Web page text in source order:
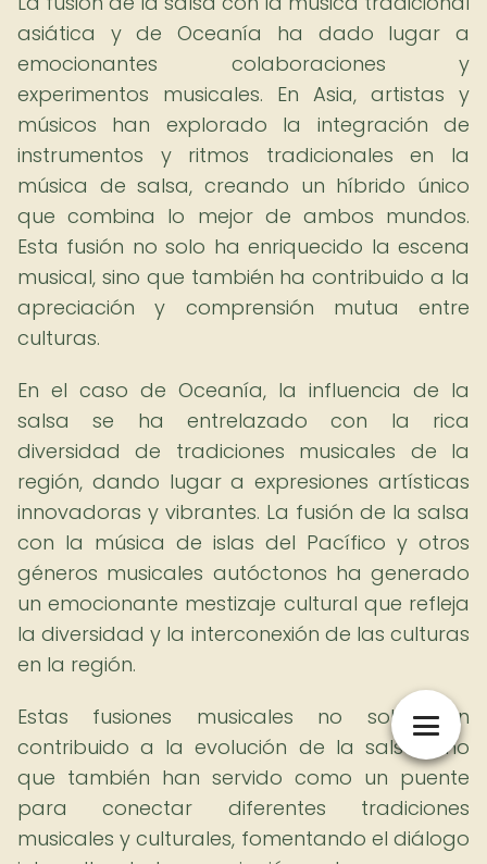
asiática y de Oceanía ha dado lugar a
emocionantes colaboraciones y
experimentos musicales. En Asia, artistas y
músicos han explorado la integración de
instrumentos y ritmos tradicionales en la
música de salsa, creando un híbrido único
que combina lo mejor de ambos mundos.
Esta fusión no solo ha enriquecido la escena
musical, sino que también ha contribuido a la
apreciación y comprensión mutua entre
culturas.
En el caso de Oceanía, la influencia de la
salsa se ha entrelazado con la rica
diversidad de tradiciones musicales de la
región, dando lugar a expresiones artísticas
innovadoras y vibrantes. La fusión de la salsa
con la música de islas del Pacífico y otros
géneros musicales autóctonos ha generado
un emocionante mestizaje cultural que refleja
la diversidad y la interconexión de las culturas
en la región.
Estas fusiones musicales no solo han
contribuido a la evolución de la salsa, sino
que también han servido como un puente
para conectar diferentes tradiciones
musicales y culturales, fomentando el diálogo